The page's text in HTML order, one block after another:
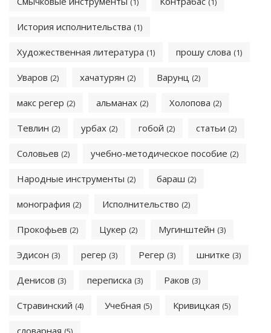
История исполнительства (1)
Художественная литература (1) прошу слова (1)
Уваров (2) хачатурян (2) Варунц (2)
макс регер (2) альманах (2) Холопова (2)
Тевлин (2) урбах (2) гобой (2) статьи (2)
Соловьев (2) учебно-методическое пособие (2)
Народные инструменты (2) бараш (2)
монография (2) Исполнительство (2)
Прокофьев (2) Цукер (2) Мугинштейн (3)
Эдисон (3) регер (3) Регер (3) шнитке (3)
Денисов (3) переписка (3) Раков (3)
Стравинский (4) Учебная (5) Кривицкая (5)